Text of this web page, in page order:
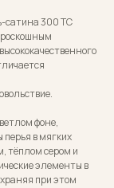
сатина 300 TC
фоне,
в мягких
тёплом сером и
элементы в
при этом